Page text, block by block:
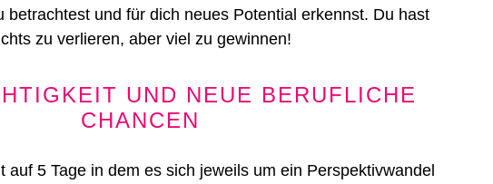
betrachtest und für dich neues Potential erkennst. Du hast
zu verlieren, aber viel zu gewinnen!
UND NEUE BERUFLICHE
CHANCEN
auf 5 Tage in dem es sich jeweils um ein Perspektivwandel